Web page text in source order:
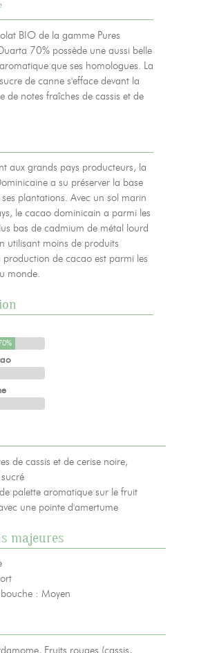
BIO de la gamme Pures
70% possède une aussi belle
que ses homologues. La
de canne s'efface devant la
de notes fraîches de cassis et de
aux grands pays producteurs, la
a su préserver la base
plantations. Avec un sol marin
le cacao dominicain a parmi les
bas de cadmium de métal lourd
utilisant moins de produits
production de cacao est parmi les
monde.
de cassis et de cerise noire,
palette aromatique sur le fruit
une pointe d'amertume
majeures
: Moyen
Fruits rouges (cassis,